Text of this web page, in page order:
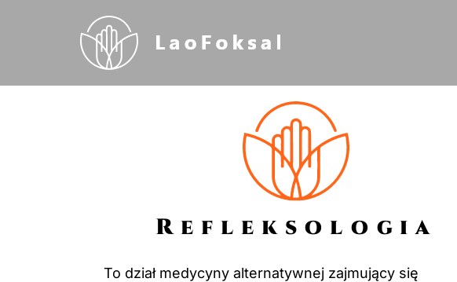
Refleksologia
To dział medycyny alternatywnej zajmujący się